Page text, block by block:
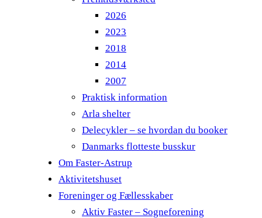
2026
2023
2018
2014
2007
Praktisk information
Arla shelter
Delecykler – se hvordan du booker
Danmarks flotteste busskur
Om Faster-Astrup
Aktivitetshuset
Foreninger og Fællesskaber
Aktiv Faster – Sogneforening